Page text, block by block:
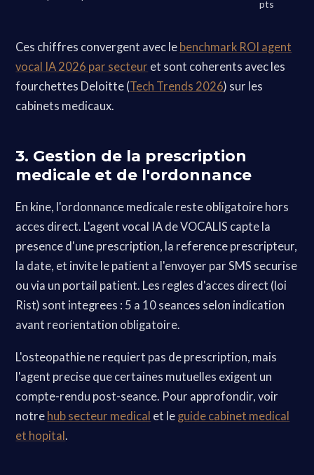
pts
Ces chiffres convergent avec le benchmark ROI agent
vocal IA 2026 par secteur et sont coherents avec les
fourchettes Deloitte (Tech Trends 2026) sur les
cabinets medicaux.
3. Gestion de la prescription
medicale et de l'ordonnance
En kine, l'ordonnance medicale reste obligatoire hors
acces direct. L'agent vocal IA de VOCALIS capte la
presence d'une prescription, la reference prescripteur,
la date, et invite le patient a l'envoyer par SMS securise
ou via un portail patient. Les regles d'acces direct (loi
Rist) sont integrees : 5 a 10 seances selon indication
avant reorientation obligatoire.
L'osteopathie ne requiert pas de prescription, mais
l'agent precise que certaines mutuelles exigent un
compte-rendu post-seance. Pour approfondir, voir
notre hub secteur medical et le guide cabinet medical
et hopital.